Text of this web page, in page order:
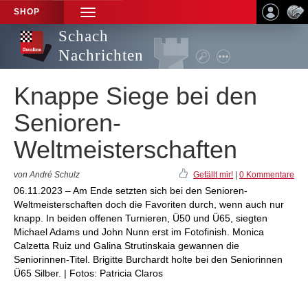
SHOP
TOGGLE
NAVIGATION
Schach
Nachrichten
Knappe Siege bei den
Senioren-
Weltmeisterschaften
von André Schulz Gefällt mir! 0 Kommentare
06.11.2023 – Am Ende setzten sich bei den Senioren-
Weltmeisterschaften doch die Favoriten durch, wenn auch nur
knapp. In beiden offenen Turnieren, Ü50 und Ü65, siegten
Michael Adams und John Nunn erst im Fotofinish. Monica
Calzetta Ruiz und Galina Strutinskaia gewannen die
Seniorinnen-Titel. Brigitte Burchardt holte bei den Seniorinnen
Ü65 Silber. | Fotos: Patricia Claros